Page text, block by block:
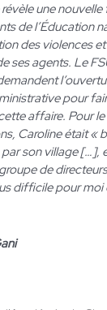
une nouvelle
de l’Éducation
des violences
ses agents. Le
pour
affaire. Pour
Caroline était «
par son village […],
de
difficile pour moi